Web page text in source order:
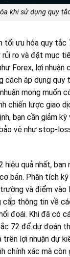
khi sử dụng quy
tối ưu hóa quy tắc
rủi ro và đặt mục
Forex, lợi nhuận
cách áp dụng
mong muốn
chiến lược giao
bạn cần giảm
vệ như stop-
hiệu quả nhất, bạn
bản. Phân tích
và điểm vào
cấp thông tin về
đoái. Khi đã có
72 để dự đoán
lợi nhuận dự
chính xác mà còn